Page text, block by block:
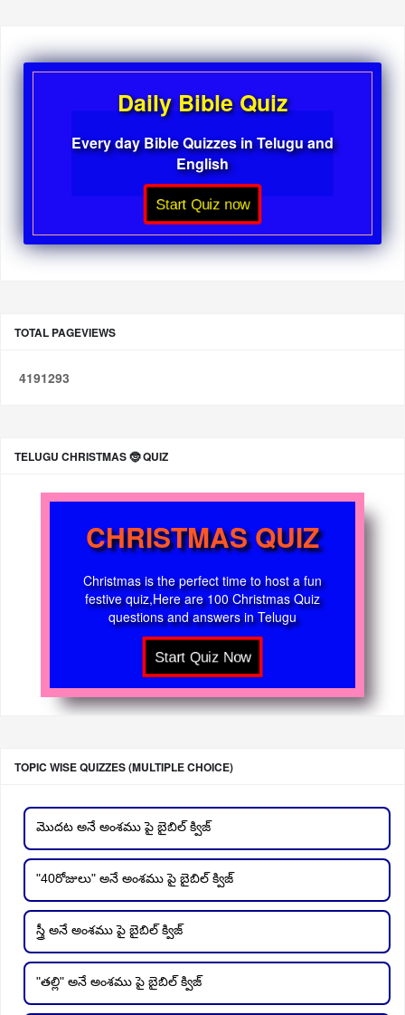
Daily Bible Quiz
Every day Bible Quizzes in Telugu and
English
Start Quiz now
TOTAL PAGEVIEWS
4191293
TELUGU CHRISTMAS 🤶 QUIZ
CHRISTMAS QUIZ
Christmas is the perfect time to host a fun
festive quiz,Here are 100 Christmas Quiz
questions and answers in Telugu
TOPIC WISE QUIZZES (MULTIPLE CHOICE)
మొదట అనే అంశము పై బైబిల్ క్విజ్
"40రోజులు" అనే అంశము పై బైబిల్ క్విజ్
స్త్రీ అనే అంశము పై బైబిల్ క్విజ్
"తల్లి" అనే అంశము పై బైబిల్ క్విజ్